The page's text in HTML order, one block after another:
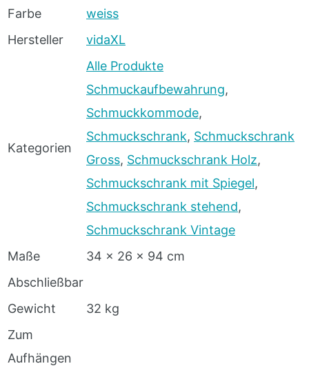
Farbe
weiss
Hersteller
vidaXL
Kategorien
Alle Produkte
Schmuckaufbewahrung,
Schmuckkommode,
Schmuckschrank, Schmuckschrank
Gross, Schmuckschrank Holz,
Schmuckschrank mit Spiegel,
Schmuckschrank stehend,
Schmuckschrank Vintage
Maße
34 x 26 x 94 cm
Abschließbar
Gewicht
32 kg
Zum
Aufhängen